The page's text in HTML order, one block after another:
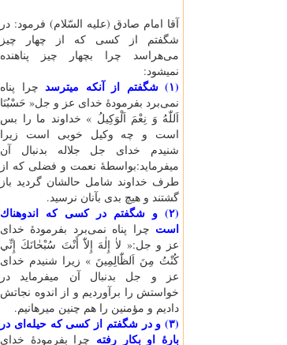
آقا امام صادق (عليه السّلام) فرمود: در
شگفتم از كسى كه از چهار چيز
مى‌هراسد چرا بچهار چيز پناهنده
نميشود:
(۱) شگفتم از آنكه ميترسد
چرا پناه
نمى‌برد بفرمودۀ خداى عز و جل« حَسْبُنَا
اَللّٰهُ‌ وَ نِعْمَ‌ اَلْوَكِيلُ‌ » خداوند ما را بس
است و چه وكيل خوبى است زيرا
شنيدم خداى جل جلاله بدنبال آن
ميفرمايد:بواسطۀ نعمت و فضلى كه از
طرف خداوند شامل حالشان گرديد باز
گشتند و هيچ بدى بآنان نرسيد.
(۲) و شگفتم در كسى كه اندوهناك
است چرا پناه نمى‌برد بفرمودۀ خداى
عز و جل:« لاٰ إِلٰهَ‌ إِلاّٰ أَنْتَ‌ سُبْحٰانَكَ‌ إِنِّي
كُنْتُ‌ مِنَ‌ اَلظّٰالِمِينَ‌ » زيرا شنيدم خداى
عز و جل بدنبال آن ميفرمايد در
خواستش را برآورديم و از اندوه نجاتش
داديم و مؤمنين را هم چنين ميرهانيم.
(۳) و در شگفتم از كسى كه حيله‌اى در
بارۀ او بكار رفته چرا بفرمودۀ خداى